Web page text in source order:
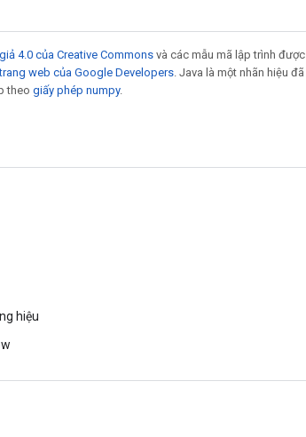
4.0 của Creative Commonsvà các mẫu mã lập trình được
web của Google Developers . Java là một nhãn hiệu đã
theo giấy phép numpy.
hiệu